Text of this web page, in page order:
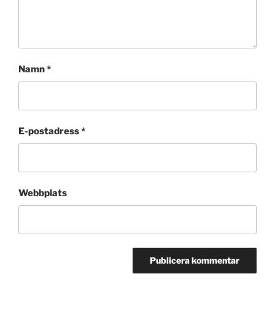
Namn*
E-postadress*
Webbplats